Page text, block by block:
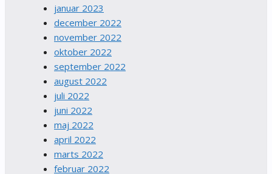
januar 2023
december 2022
november 2022
oktober 2022
september 2022
august 2022
juli 2022
juni 2022
maj 2022
april 2022
marts 2022
februar 2022